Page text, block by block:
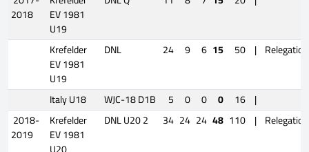
2018
EV 1981
U19
Krefelder
EV 1981
U19
DNL 24 9 6 15 50 | Relegation
Italy U18 WJC-18 D1B 5 0 0 0 16 |
2018-
2019
Krefelder
EV 1981
DNL U20 2 34 24 24 48 110 | Relegation